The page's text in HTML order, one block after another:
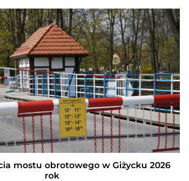
mostu obrotowego w Giżycku 2026
rok